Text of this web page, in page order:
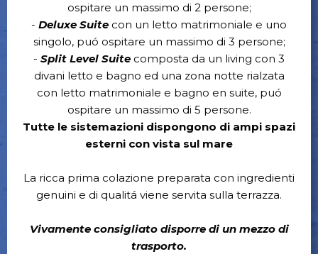
ospitare un massimo di 2 persone;
- Deluxe Suite con un letto matrimoniale e uno
singolo, puó ospitare un massimo di 3 persone;
- Split Level Suite composta da un living con 3
divani letto e bagno ed una zona notte rialzata
con letto matrimoniale e bagno en suite, puó
ospitare un massimo di 5 persone.
Tutte le sistemazioni dispongono di ampi spazi
esterni con vista sul mare
La ricca prima colazione preparata con ingredienti
genuini e di qualitá viene servita sulla terrazza.
Vivamente consigliato disporre di un mezzo di
trasporto.